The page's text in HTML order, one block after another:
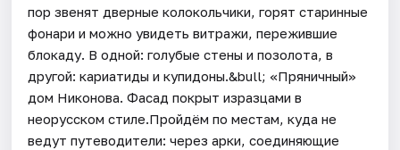
пор звенят дверные колокольчики, горят старинные
фонари и можно увидеть витражи, пережившие
блокаду. В одной: голубые стены и позолота, в
другой: кариатиды и купидоны.&bull; «Пряничный»
дом Никонова. Фасад покрыт изразцами в
неорусском стиле.Пройдём по местам, куда не
ведут путеводители: через арки, соединяющие